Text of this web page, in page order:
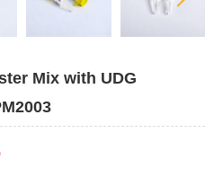
Mix with UDG